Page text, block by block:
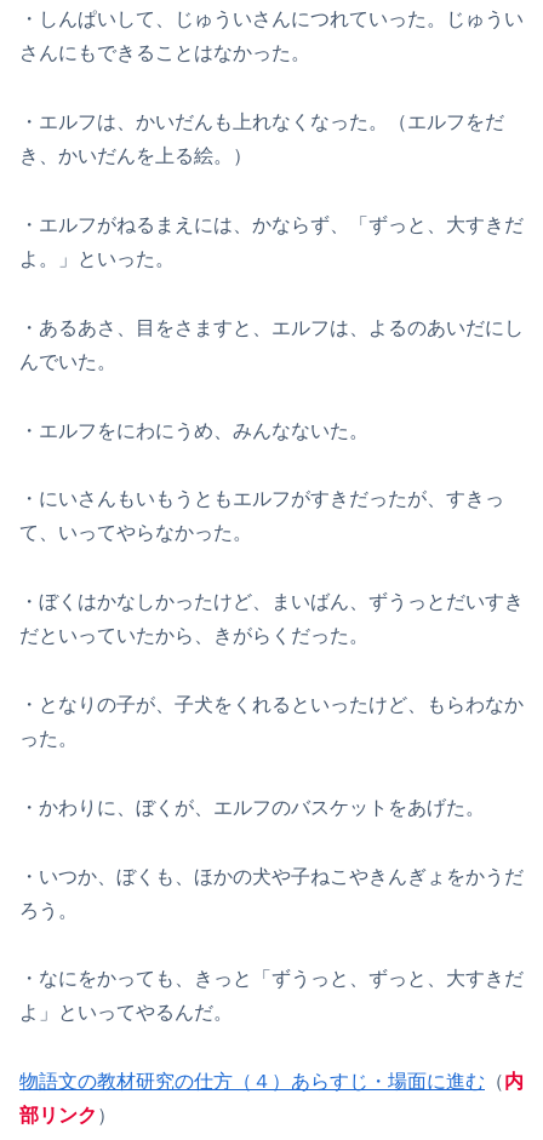
・しんぱいして、じゅういさんにつれていった。じゅうい
さんにもできることはなかった。
・エルフは、かいだんも上れなくなった。（エルフをだ
き、かいだんを上る絵。）
・エルフがねるまえには、かならず、「ずっと、大すきだ
よ。」といった。
・あるあさ、目をさますと、エルフは、よるのあいだにし
んでいた。
・エルフをにわにうめ、みんなないた。
・にいさんもいもうともエルフがすきだったが、すきっ
て、いってやらなかった。
・ぼくはかなしかったけど、まいばん、ずうっとだいすき
だといっていたから、きがらくだった。
・となりの子が、子犬をくれるといったけど、もらわなか
った。
・かわりに、ぼくが、エルフのバスケットをあげた。
・いつか、ぼくも、ほかの犬や子ねこやきんぎょをかうだ
ろう。
・なにをかっても、きっと「ずうっと、ずっと、大すきだ
よ」といってやるんだ。
物語文の教材研究の仕方（４）あらすじ・場面に進む （内
部リンク ）